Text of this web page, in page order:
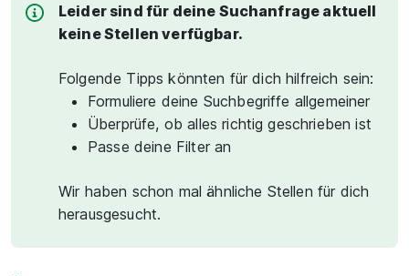
Leider sind für deine Suchanfrage aktuell
keine Stellen verfügbar.
Folgende Tipps könnten für dich hilfreich sein:
Formuliere deine Suchbegriffe allgemeiner
Überprüfe, ob alles richtig geschrieben ist
Passe deine Filter an
Wir haben schon mal ähnliche Stellen für dich
herausgesucht.